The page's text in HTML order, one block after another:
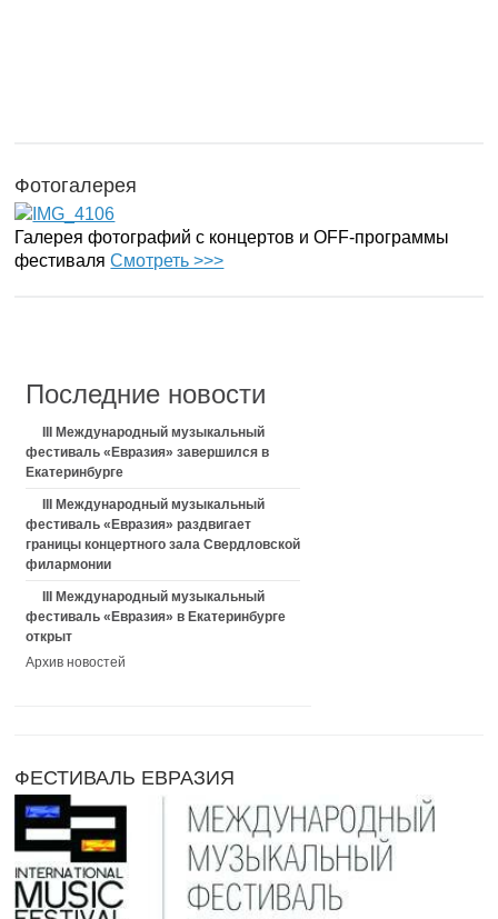
Фотогалерея
Галерея фотографий с концертов и OFF-программы
фестиваляСмотреть >>>
Последние новости
III Международный музыкальный
фестиваль «Евразия» завершился в
Екатеринбурге
III Международный музыкальный
фестиваль «Евразия» раздвигает
границы концертного зала Свердловской
филармонии
III Международный музыкальный
фестиваль «Евразия» в Екатеринбурге
открыт
Архив новостей
ФЕСТИВАЛЬ ЕВРАЗИЯ